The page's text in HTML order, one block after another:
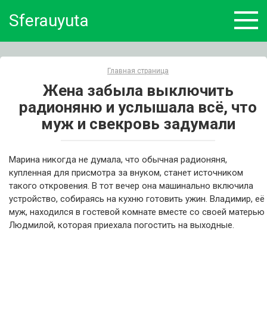
Sferauyuta
Главная страница
Жена забыла выключить
радионяню и услышала всё, что
муж и свекровь задумали
Марина никогда не думала, что обычная радионяня,
купленная для присмотра за внуком, станет источником
такого откровения. В тот вечер она машинально включила
устройство, собираясь на кухню готовить ужин. Владимир, её
муж, находился в гостевой комнате вместе со своей матерью
Людмилой, которая приехала погостить на выходные.